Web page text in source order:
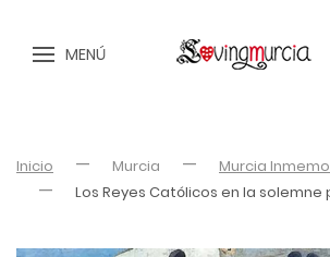
MENÚ
Inicio Murcia
Murcia
Los Reyes Católicos en la